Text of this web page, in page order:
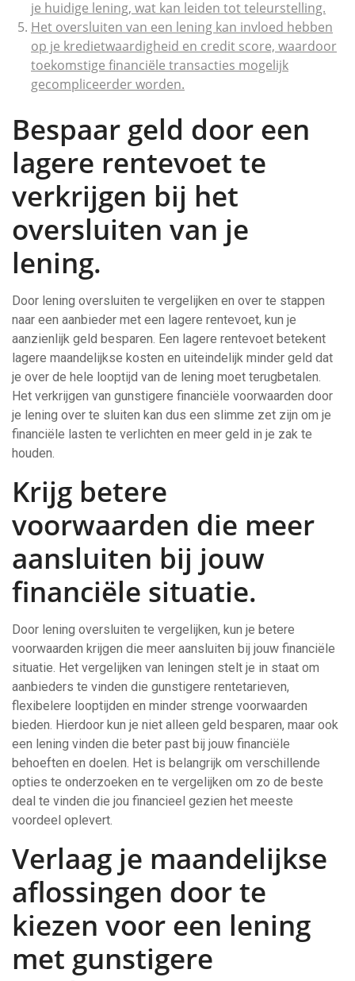
je huidige lening, wat kan leiden tot teleurstelling.
Het oversluiten van een lening kan invloed hebben
op je kredietwaardigheid en credit score, waardoor
toekomstige financiële transacties mogelijk
gecompliceerder worden.
Bespaar geld door een
lagere rentevoet te
verkrijgen bij het
oversluiten van je
lening.
Door lening oversluiten te vergelijken en over te stappen
naar een aanbieder met een lagere rentevoet, kun je
aanzienlijk geld besparen. Een lagere rentevoet betekent
lagere maandelijkse kosten en uiteindelijk minder geld dat
je over de hele looptijd van de lening moet terugbetalen.
Het verkrijgen van gunstigere financiële voorwaarden door
je lening over te sluiten kan dus een slimme zet zijn om je
financiële lasten te verlichten en meer geld in je zak te
houden.
Krijg betere
voorwaarden die meer
aansluiten bij jouw
financiële situatie.
Door lening oversluiten te vergelijken, kun je betere
voorwaarden krijgen die meer aansluiten bij jouw financiële
situatie. Het vergelijken van leningen stelt je in staat om
aanbieders te vinden die gunstigere rentetarieven,
flexibelere looptijden en minder strenge voorwaarden
bieden. Hierdoor kun je niet alleen geld besparen, maar ook
een lening vinden die beter past bij jouw financiële
behoeften en doelen. Het is belangrijk om verschillende
opties te onderzoeken en te vergelijken om zo de beste
deal te vinden die jou financieel gezien het meeste
voordeel oplevert.
Verlaag je maandelijkse
aflossingen door te
kiezen voor een lening
met gunstigere